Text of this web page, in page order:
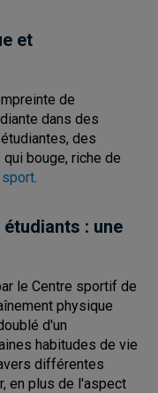
et
de
dans des
des
qui bouge, riche de
sport.
: une
le Centre sportif de
physique
d'un
habitudes de vie
différentes
en plus de l'aspect